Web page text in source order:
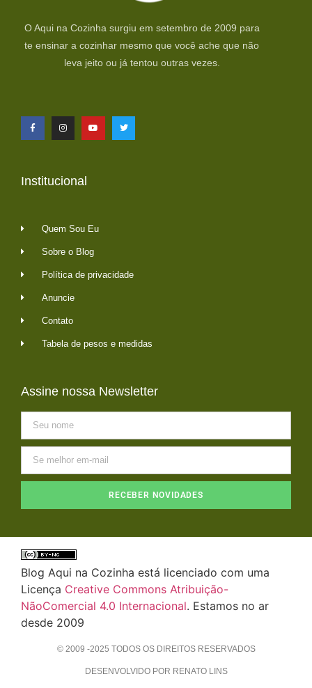
O Aqui na Cozinha surgiu em setembro de 2009 para
te ensinar a cozinhar mesmo que você ache que não
leva jeito ou já tentou outras vezes.
Institucional
Quem Sou Eu
Sobre o Blog
Política de privacidade
Anuncie
Contato
Tabela de pesos e medidas
Assine nossa Newsletter
RECEBER NOVIDADES
Blog Aqui na Cozinha está licenciado com uma
Licença Creative Commons Atribuição-
NãoComercial 4.0 Internacional. Estamos no ar
desde 2009
© 2009 -2025 TODOS OS DIREITOS RESERVADOS
DESENVOLVIDO POR RENATO LINS